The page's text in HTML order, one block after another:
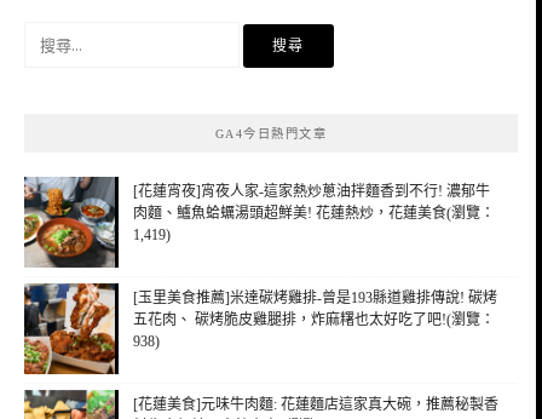
GA4今日熱門文章
[花蓮宵夜]宵夜人家-這家熱炒蔥油拌麵香到不行! 濃郁牛
肉麵、鱸魚蛤蠣湯頭超鮮美! 花蓮熱炒，花蓮美食(瀏覽：
1,419)
[玉里美食推薦]米達碳烤雞排-曾是193縣道雞排傳說! 碳烤
五花肉、 碳烤脆皮雞腿排，炸麻糬也太好吃了吧!(瀏覽：
938)
[花蓮美食]元味牛肉麵: 花蓮麵店這家真大碗，推薦秘製香